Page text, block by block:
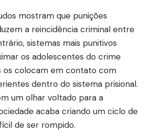
mostram que punições
a reincidência criminal entre
sistemas mais punitivos
os adolescentes do crime
os colocam em contato com
dentro do sistema prisional.
um olhar voltado para a
acaba criando um ciclo de
de ser rompido.